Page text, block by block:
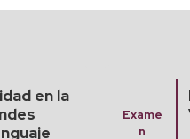
Semina
rio